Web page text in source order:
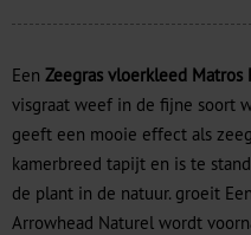
Een Zeegras vloerkleed
visgraat weef in de fijne soort
geeft een mooie effect als
kamerbreed tapijt en is te
de plant in de natuur. groeit
Arrowhead Naturel wordt